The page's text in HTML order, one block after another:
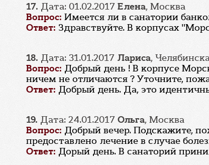
17. Дата: 01.02.2017 Елена, Москва
Вопрос: Имеется ли в санатории
Ответ: Здравствуйте. В корпусах
18. Дата: 31.01.2017 Лариса,
Вопрос: Добрый день ! В корпусе
ничем не отличаются ? Уточните,
Ответ: Добрый день. Да, это
19. Дата: 24.01.2017 Ольга, Москва
Вопрос: Добрый вечер. Подскажите,
предоставлено лечение в случае
Ответ: Дорый день. В санаторий